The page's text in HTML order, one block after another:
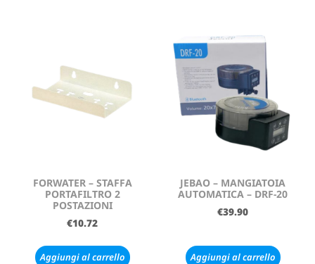
FORWATER – STAFFA
PORTAFILTRO 2
POSTAZIONI
€10.72
Aggiungi al carrello
JEBAO – MANGIATOIA
AUTOMATICA – DRF-20
€39.90
Aggiungi al carrello